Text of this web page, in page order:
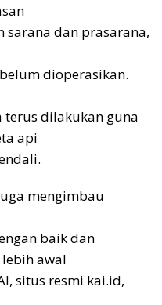
dan prasarana,
dioperasikan.
terus dilakukan guna
api
mengimbau
baik dan
awal
situs resmi kai.id,